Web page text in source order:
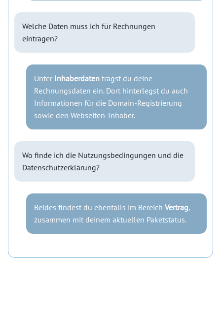
Welche Daten muss ich für Rechnungen
eintragen?
Unter Inhaberdaten trägst du deine
Rechnungsdaten ein. Dort hinterlegst du auch
Informationen für die Domain-Registrierung
sowie den Webseiten-Inhaber.
Wo finde ich die Nutzungsbedingungen und die
Datenschutzerklärung?
Beides findest du ebenfalls im Bereich Vertrag,
zusammen mit deinem aktuellen Paketstatus.